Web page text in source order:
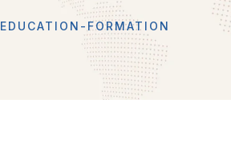
EDUCATION-FORMATION